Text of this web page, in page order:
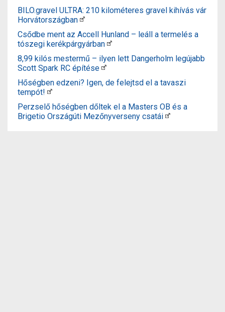
BILO.gravel ULTRA: 210 kilométeres gravel kihívás vár
Horvátországban
Csődbe ment az Accell Hunland – leáll a termelés a
tószegi kerékpárgyárban
8,99 kilós mestermű – ilyen lett Dangerholm legújabb
Scott Spark RC építése
Hőségben edzeni? Igen, de felejtsd el a tavaszi
tempót!
Perzselő hőségben dőltek el a Masters OB és a
Brigetio Országúti Mezőnyverseny csatái